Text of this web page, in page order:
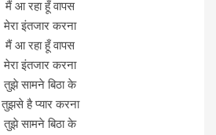
मैं आ रहा हूँ वापस
मेरा इंतजार करना
मैं आ रहा हूँ वापस
मेरा इंतजार करना
तुझे सामने बिठा के
तुझसे है प्यार करना
तुझे सामने बिठा के